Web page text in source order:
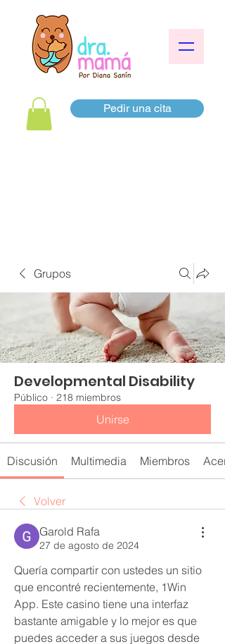
Pedir una cita
Grupos
Developmental Disability
Público · 218 miembros
Unirse
Discusión Multimedia Miembros
Volver
Garold Rafa
27 de agosto de 2024
Quería compartir con ustedes un sitio
que encontré recientemente, 1Win
App. Este casino tiene una interfaz
bastante amigable y lo mejor es que
puedes acceder a sus juegos desde